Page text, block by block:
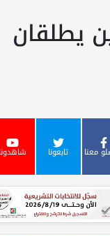
يطلقان
معنا تابعونا شاهدونا